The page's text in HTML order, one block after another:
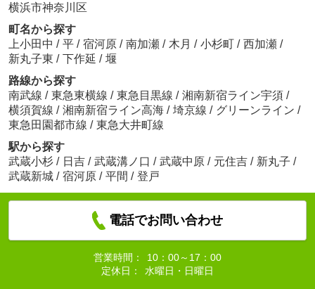
横浜市神奈川区
町名から探す
上小田中 / 平 / 宿河原 / 南加瀬 / 木月 / 小杉町 / 西加瀬 /
新丸子東 / 下作延 / 堰
路線から探す
南武線 / 東急東横線 / 東急目黒線 / 湘南新宿ライン宇須 /
横須賀線 / 湘南新宿ライン高海 / 埼京線 / グリーンライン /
東急田園都市線 / 東急大井町線
駅から探す
武蔵小杉 / 日吉 / 武蔵溝ノ口 / 武蔵中原 / 元住吉 / 新丸子 /
武蔵新城 / 宿河原 / 平間 / 登戸
電話でお問い合わせ
営業時間：
10：00～17：00
定休日：
水曜日・日曜日